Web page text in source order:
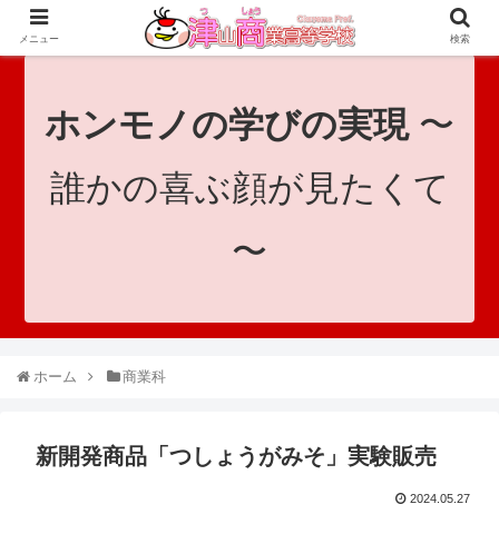
since 1921｜地域と共に未来へつなげ！｜Tsuyama Commercial High School
ホンモノの学びの実現〜
誰かの喜ぶ顔が見たくて
〜
ホーム 商業科
新開発商品「つしょうがみそ」実験販売
2024.05.27
メニュー 検索